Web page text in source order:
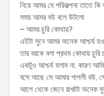
নিয়ে আমর যে পরিকল্পনা তাতে
সময় আমর বউ বলে উটলো
– আমর চুরি কোথায়?
এইটা সুনে আমর অনেক আশ্চর্য
তার বরকে বলা প্রথম কোথায়
একটুও আশ্চর্য হলাম না. কারণ
বসে আছে সে আমার পাগলী বউ,
আগে থেকে জেনে রাখাটা অনেক